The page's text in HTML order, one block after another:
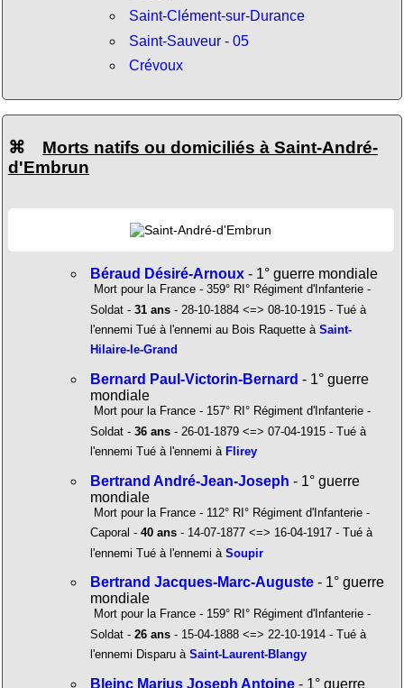
Saint-Clément-sur-Durance
Saint-Sauveur - 05
Crévoux
⌘ Morts natifs ou domiciliés à Saint-André-
d'Embrun
Béraud Désiré-Arnoux- 1° guerre mondiale
Mort pour la France - 359° RI° Régiment d'Infanterie -
Soldat - 31 ans- 28-10-1884 <=> 08-10-1915 - Tué à
l'ennemi Tué à l'ennemi au Bois Raquette à Saint-
Hilaire-le-Grand
Bernard Paul-Victorin-Bernard - 1° guerre
mondiale
Mort pour la France - 157° RI° Régiment d'Infanterie -
Soldat - 36 ans- 26-01-1879 <=> 07-04-1915 - Tué à
l'ennemi Tué à l'ennemi à Flirey
Bertrand André-Jean-Joseph - 1° guerre
mondiale
Mort pour la France - 112° RI° Régiment d'Infanterie -
Caporal - 40 ans- 14-07-1877 <=> 16-04-1917 - Tué à
l'ennemi Tué à l'ennemi à Soupir
Bertrand Jacques-Marc-Auguste- 1° guerre
mondiale
Mort pour la France - 159° RI° Régiment d'Infanterie -
Soldat - 26 ans- 15-04-1888 <=> 22-10-1914 - Tué à
l'ennemi Disparu à Saint-Laurent-Blangy
Bleinc Marius Joseph Antoine- 1° guerre